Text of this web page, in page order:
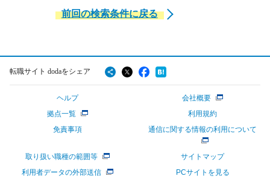
前回の検索条件に戻る
転職サイト dodaをシェア
ヘルプ
会社概要
拠点一覧
利用規約
免責事項
通信に関する情報の利用について
取り扱い職種の範囲等
サイトマップ
利用者データの外部送信
PCサイトを見る